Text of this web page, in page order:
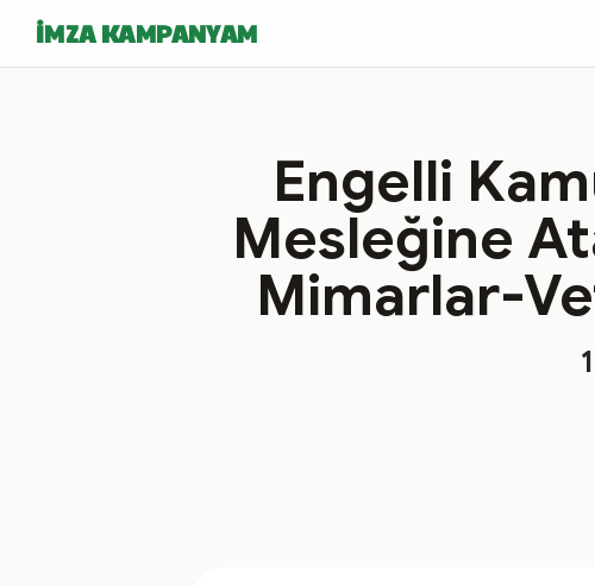
İMZA KAMPANYAM
Engelli
Mesleğine
Mimarlar-